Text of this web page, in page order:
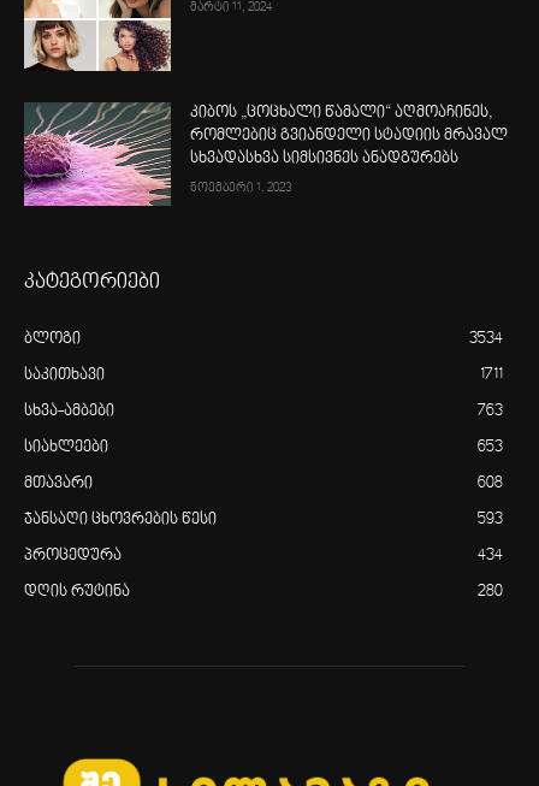
მარტი 11, 2024
კიბოს „ცოცხალი წამალი“ აღმოაჩინეს,
რომლებიც გვიანდელი სტადიის მრავალ
სხვადასხვა სიმსივნეს ანადგურებს
ნოემბერი 1, 2023
კატეგორიები
ბლოგი 3534
საკითხავი 1711
სხვა-ამბები 763
სიახლეები 653
მთავარი 608
ჯანსაღი ცხოვრების წესი 593
პროცედურა 434
დღის რუტინა 280